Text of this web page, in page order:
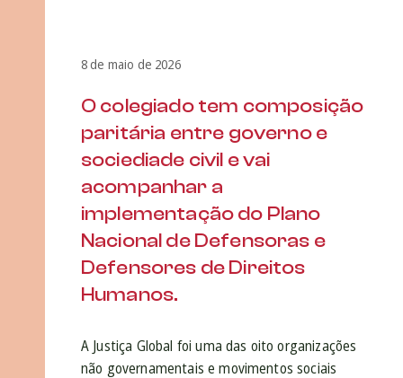
8 de maio de 2026
O colegiado tem composição
paritária entre governo e
sociediade civil e vai
acompanhar a
implementação do Plano
Nacional de Defensoras e
Defensores de Direitos
Humanos.
A Justiça Global foi uma das oito organizações
não governamentais e movimentos sociais